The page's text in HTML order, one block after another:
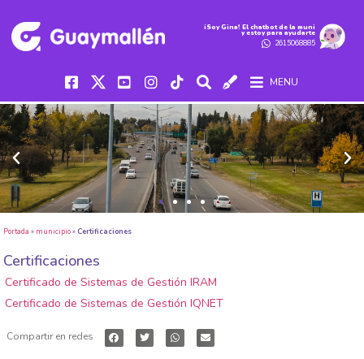
iSoy Gina! El chatbot de la muni
y estoy para ayudarte
2615068885
MENU
Portada » municipio» Certificaciones
Certificaciones
Certificado de Sistemas de Gestión IRAM
Certificado de Sistemas de Gestión IQNET
Compartir en redes